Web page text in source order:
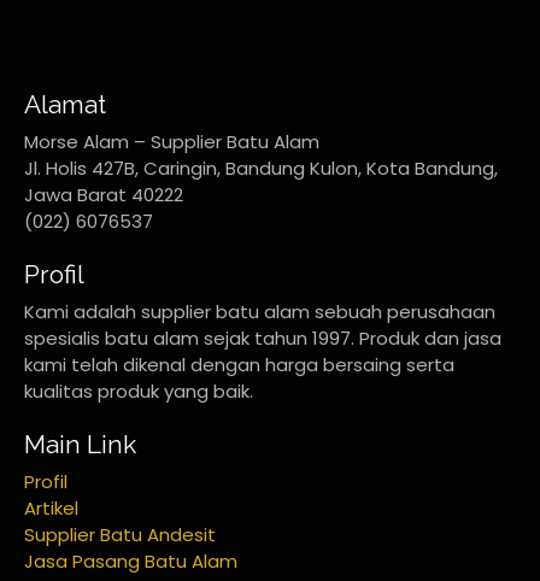
Alamat
Morse Alam – Supplier Batu Alam
Jl. Holis 427B, Caringin, Bandung Kulon, Kota Bandung,
Jawa Barat 40222
(022) 6076537
Profil
Kami adalah supplier batu alam sebuah perusahaan
spesialis batu alam sejak tahun 1997. Produk dan jasa
kami telah dikenal dengan harga bersaing serta
kualitas produk yang baik.
Main Link
Profil
Artikel
Supplier Batu Andesit
Jasa Pasang Batu Alam